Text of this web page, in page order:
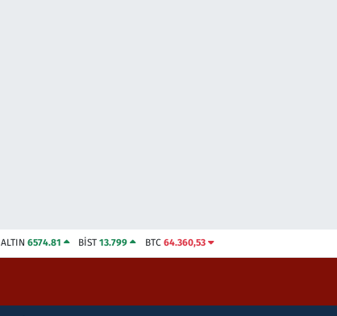
ALTIN 6574.81 BİST13.799 BTC 64.360,53